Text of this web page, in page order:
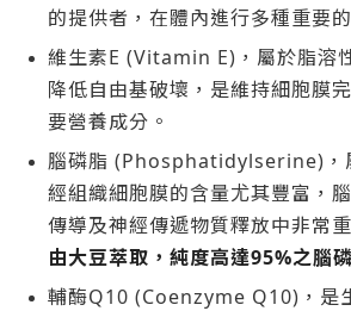
的提供者，在體內進行多種重要
維生素E (Vitamin E)，屬於脂溶
降低自由基破壞，是維持細胞膜
要營養成分。
腦磷脂 (Phosphatidylserine)，
經組織細胞膜的含量尤其豐富，
傳導及神經傳遞物質釋放中非常重
由大豆萃取，純度高達95%之腦
輔酶Q10 (Coenzyme Q10)，是